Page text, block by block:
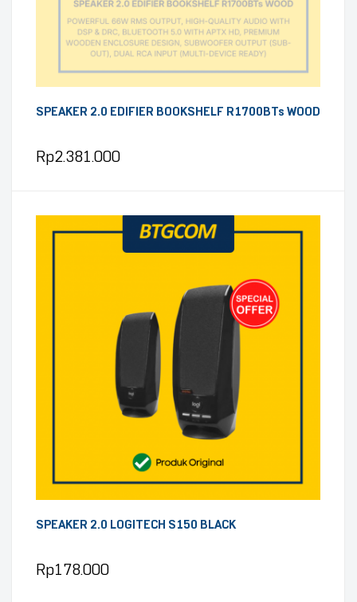
SPEAKER 2.0 EDIFIER BOOKSHELF R1700BTs WOOD
Rp2.381.000
SPEAKER 2.0 LOGITECH S150 BLACK
Rp178.000